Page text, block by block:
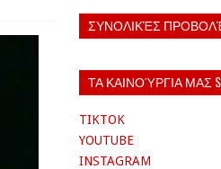
ΣΥΝΟΛΙΚΈΣ
ΤΑ ΚΑΙΝΟΎΡΓΙΑ ΜΑΣ
TIKTOK
YOUTUBE
INSTAGRAM